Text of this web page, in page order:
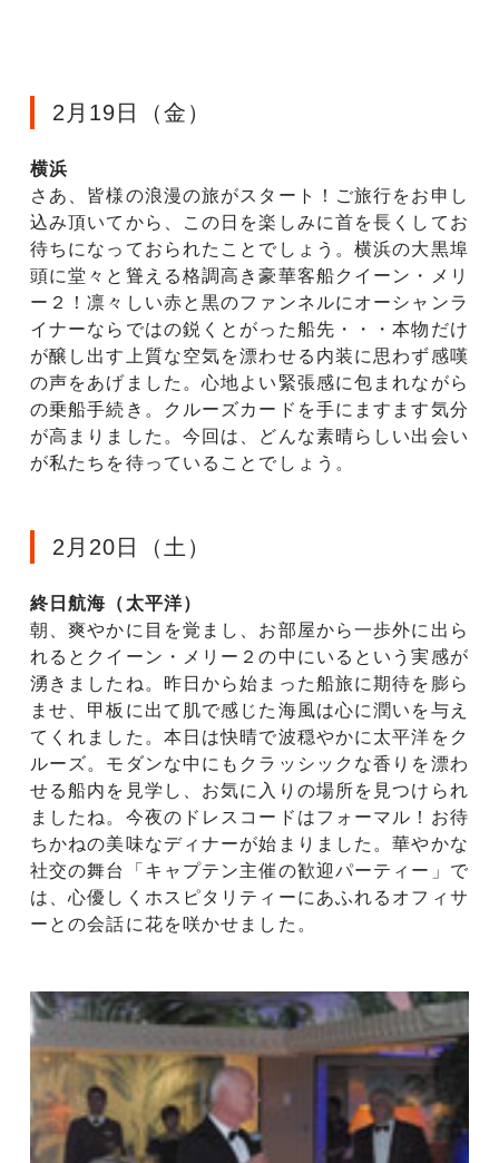
2月19日（金）
横浜
さあ、皆様の浪漫の旅がスタート！ご旅行をお申し
込み頂いてから、この日を楽しみに首を長くしてお
待ちになっておられたことでしょう。横浜の大黒埠
頭に堂々と聳える格調高き豪華客船クイーン・メリ
ー２！凛々しい赤と黒のファンネルにオーシャンラ
イナーならではの鋭くとがった船先・・・本物だけ
が醸し出す上質な空気を漂わせる内装に思わず感嘆
の声をあげました。心地よい緊張感に包まれながら
の乗船手続き。クルーズカードを手にますます気分
が高まりました。今回は、どんな素晴らしい出会い
が私たちを待っていることでしょう。
2月20日（土）
終日航海（太平洋）
朝、爽やかに目を覚まし、お部屋から一歩外に出ら
れるとクイーン・メリー２の中にいるという実感が
湧きましたね。昨日から始まった船旅に期待を膨ら
ませ、甲板に出て肌で感じた海風は心に潤いを与え
てくれました。本日は快晴で波穏やかに太平洋をク
ルーズ。モダンな中にもクラッシックな香りを漂わ
せる船内を見学し、お気に入りの場所を見つけられ
ましたね。今夜のドレスコードはフォーマル！お待
ちかねの美味なディナーが始まりました。華やかな
社交の舞台「キャプテン主催の歓迎パーティー」で
は、心優しくホスピタリティーにあふれるオフィサ
ーとの会話に花を咲かせました。